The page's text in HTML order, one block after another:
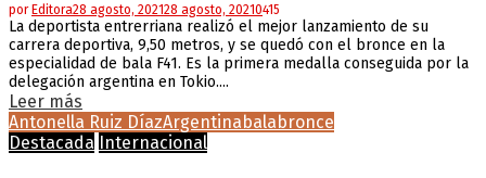
porEditora28 agosto, 202128 agosto, 20210415
La deportista entrerriana realizó el mejor lanzamiento de su
carrera deportiva, 9,50 metros, y se quedó con el bronce en la
especialidad de bala F41. Es la primera medalla conseguida por la
delegación argentina en Tokio....
Leer más
Antonella Ruiz DíazArgentinabalabronce
Destacada Internacional